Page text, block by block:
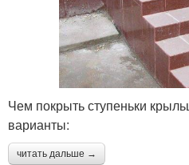
Чем покрыть ступеньки
варианты:
читать дальше →